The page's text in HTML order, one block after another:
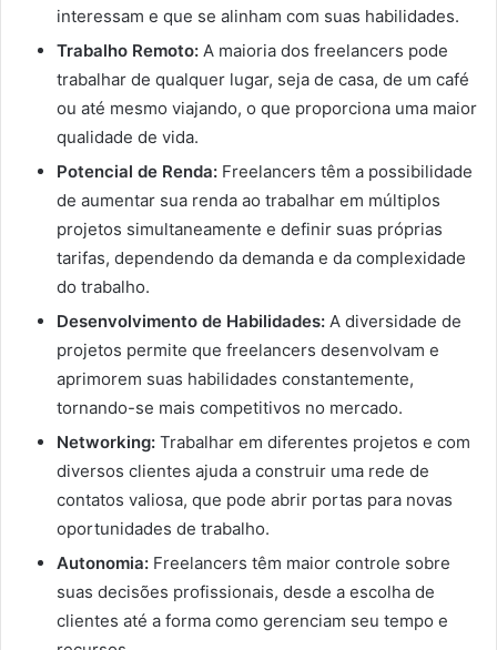
interessam e que se alinham com suas habilidades.
Trabalho Remoto: A maioria dos freelancers pode
trabalhar de qualquer lugar, seja de casa, de um café
ou até mesmo viajando, o que proporciona uma maior
qualidade de vida.
Potencial de Renda: Freelancers têm a possibilidade
de aumentar sua renda ao trabalhar em múltiplos
projetos simultaneamente e definir suas próprias
tarifas, dependendo da demanda e da complexidade
do trabalho.
Desenvolvimento de Habilidades: A diversidade de
projetos permite que freelancers desenvolvam e
aprimorem suas habilidades constantemente,
tornando-se mais competitivos no mercado.
Networking: Trabalhar em diferentes projetos e com
diversos clientes ajuda a construir uma rede de
contatos valiosa, que pode abrir portas para novas
oportunidades de trabalho.
Autonomia: Freelancers têm maior controle sobre
suas decisões profissionais, desde a escolha de
clientes até a forma como gerenciam seu tempo e